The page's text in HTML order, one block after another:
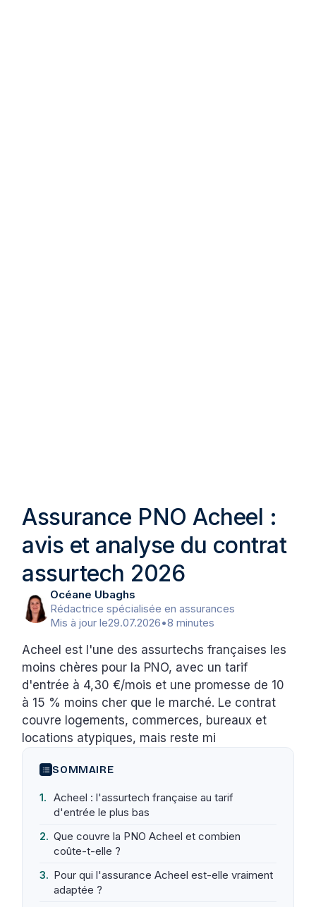
Assurance PNO Acheel :
avis et analyse du contrat
assurtech 2026
Océane Ubaghs
Rédactrice spécialisée en assurances
Mis à jour le29.07.2026•8 minutes
Acheel est l'une des assurtechs françaises les
moins chères pour la PNO, avec un tarif
d'entrée à 4,30 €/mois et une promesse de 10
à 15 % moins cher que le marché. Le contrat
couvre logements, commerces, bureaux et
locations atypiques, mais reste mi
SOMMAIRE
Acheel : l'assurtech française au tarif
d'entrée le plus bas
Que couvre la PNO Acheel et combien
coûte-t-elle ?
Pour qui l'assurance Acheel est-elle vraiment
adaptée ?